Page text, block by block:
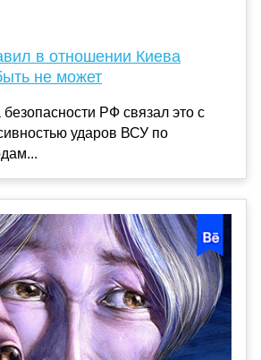
в отношении Киева
не может
РФ связал это с
ударов ВСУ по